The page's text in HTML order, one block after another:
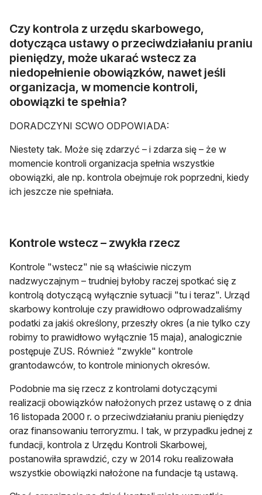
Czy kontrola z urzędu skarbowego,
dotycząca ustawy o przeciwdziałaniu praniu
pieniędzy, może ukarać wstecz za
niedopełnienie obowiązków, nawet jeśli
organizacja, w momencie kontroli,
obowiązki te spełnia?
DORADCZYNI SCWO ODPOWIADA:
Niestety tak. Może się zdarzyć – i zdarza się – że w
momencie kontroli organizacja spełnia wszystkie
obowiązki, ale np. kontrola obejmuje rok poprzedni, kiedy
ich jeszcze nie spełniała.
Kontrole wstecz – zwykła rzecz
Kontrole "wstecz" nie są właściwie niczym
nadzwyczajnym – trudniej byłoby raczej spotkać się z
kontrolą dotyczącą wyłącznie sytuacji "tu i teraz". Urząd
skarbowy kontroluje czy prawidłowo odprowadzaliśmy
podatki za jakiś określony, przeszły okres (a nie tylko czy
robimy to prawidłowo wyłącznie 15 maja), analogicznie
postępuje ZUS. Również "zwykle" kontrole
grantodawców, to kontrole minionych okresów.
Podobnie ma się rzecz z kontrolami dotyczącymi
realizacji obowiązków nałożonych przez ustawę o z dnia
16 listopada 2000 r. o przeciwdziałaniu praniu pieniędzy
oraz finansowaniu terroryzmu. I tak, w przypadku jednej z
fundacji, kontrola z Urzędu Kontroli Skarbowej,
postanowiła sprawdzić, czy w 2014 roku realizowała
wszystkie obowiązki nałożone na fundacje tą ustawą.